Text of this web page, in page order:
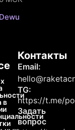
в
Контакты
Email:
TG:
https://t.me/
Задать
вопрос